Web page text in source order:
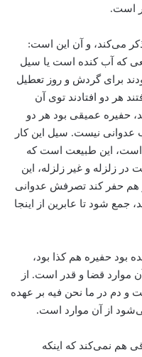
است.
می‌کند، و آن این است:
طبیعی که آب کنده است یا سیل
برای گردش و روز تعطیل
هر دو افتادند توی آن
حفیره عمیقی بود هر دو
نیست. سیل این کار
است، این طبیعت است که
زلزله و غیر زلزله، این
هم حفر کند تصرفش عدوانی
جمع شود تا عابرین از اینجا
بود حفیره هم کذا بود،
آن موارد قضا و قدر است. از
و دم در ما نحن فیه بر عهده
از آن موارد است.
هم نمی‌کند که اینکه